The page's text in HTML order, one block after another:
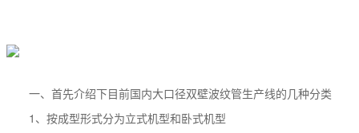
一、首先介绍下目前国内大口径双壁波纹管生产线的几种分类
1、按成型形式分为立式机型和卧式机型